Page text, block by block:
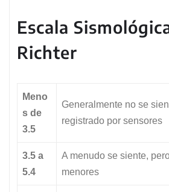
Escala
Richter
Meno
s de
3.5
Generalmente no se
registrado por sensores
3.5 a
5.4
A menudo se siente,
menores